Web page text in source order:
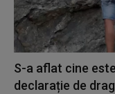
S-a aflat cine
declarație de